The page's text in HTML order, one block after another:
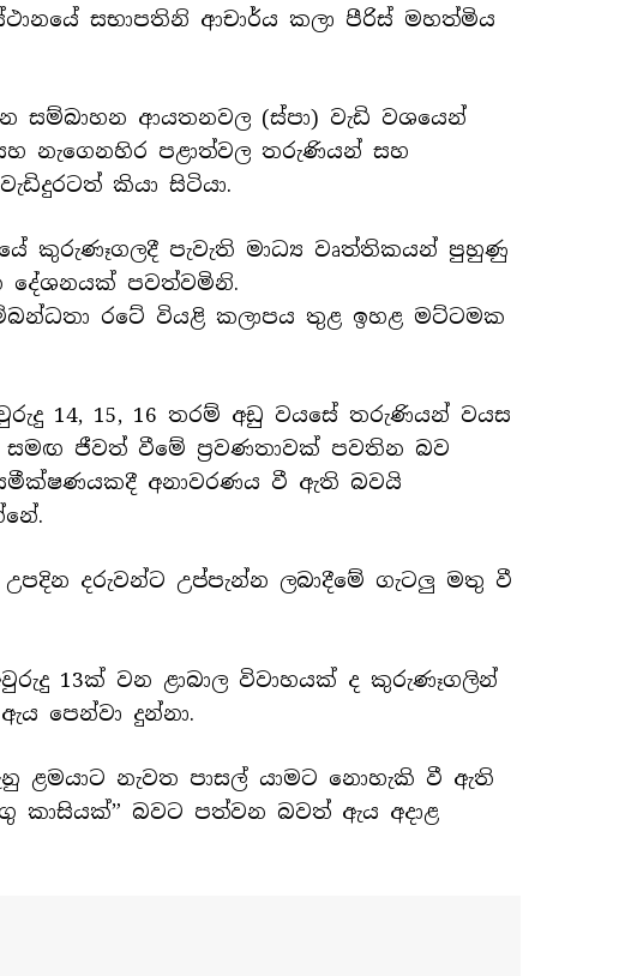
සභාපතිනි ආචාර්ය කලා පීරිස් මහත්මිය
සම්බාහන ආයතනවල (ස්පා) වැඩි වශයෙන්
නැගෙනහිර පළාත්වල තරුණියන් සහ
කියා සිටියා.
කුරුණෑගලදී පැවැති මාධ්‍ය වෘත්තිකයන් පුහුණු
දේශනයක් පවත්වමිනි.
රටේ වියළි කලාපය තුළ ඉහළ මට්ටමක
14, 15, 16 තරම් අඩු වයසේ තරුණියන් වයස
සමඟ ජීවත් වීමේ ප්‍රවණතාවක් පවතින බව
අනාවරණය වී ඇති බවයි
දරුවන්ට උප්පැන්න ලබාදීමේ ගැටලු මතු වී
13ක් වන ළාබාල විවාහයක් ද කුරුණෑගලින්
පෙන්වා දුන්නා.
ළමයාට නැවත පාසල් යාමට නොහැකි වී ඇති
කාසියක්” බවට පත්වන බවත් ඇය අදාළ